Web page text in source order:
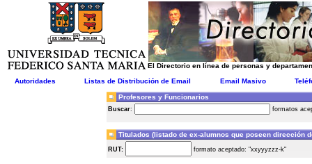
El Directorio en línea de personas y
Autoridades
Listas de Distribución de Email Email Masivo
Profesores y Funcionarios
Buscar: formatos
Titulados (listado de ex-alumnos que poseen dirección
RUT: formato aceptado: "xxyyyzzz-k"